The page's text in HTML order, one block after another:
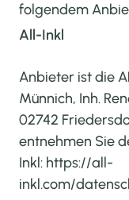
folgendem
All-Inkl
Anbieter ist die
Münnich, Inh.
02742
entnehmen Sie
Inkl: https://all-
inkl.com/